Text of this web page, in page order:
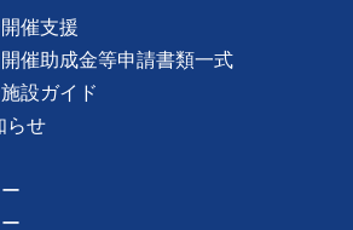
催支援
催助成金等申請書類一式
設ガイド
らせ